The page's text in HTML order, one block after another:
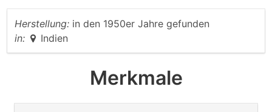
Herstellung: in den 1950er Jahre gefunden
in:
Indien
Merkmale